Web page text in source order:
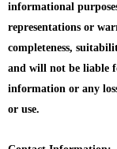
informational
representations or
completeness,
and will not be liable
information or any
or use.